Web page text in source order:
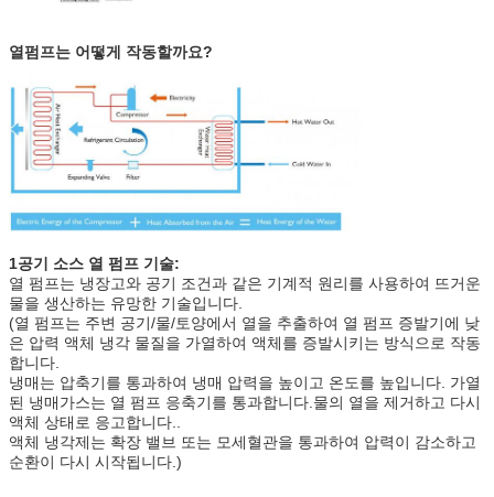
열펌프는 어떻게 작동할까요?
1공기 소스 열 펌프 기술:
열 펌프는 냉장고와 공기 조건과 같은 기계적 원리를 사용하여 뜨거운
물을 생산하는 유망한 기술입니다.
(열 펌프는 주변 공기/물/토양에서 열을 추출하여 열 펌프 증발기에 낮
은 압력 액체 냉각 물질을 가열하여 액체를 증발시키는 방식으로 작동
합니다.
냉매는 압축기를 통과하여 냉매 압력을 높이고 온도를 높입니다. 가열
된 냉매가스는 열 펌프 응축기를 통과합니다.물의 열을 제거하고 다시
액체 상태로 응고합니다..
액체 냉각제는 확장 밸브 또는 모세혈관을 통과하여 압력이 감소하고
순환이 다시 시작됩니다.)